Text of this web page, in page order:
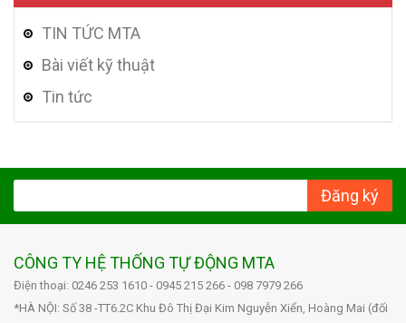
TIN TỨC MTA
Bài viết kỹ thuật
Tin tức
Đăng ký
CÔNG TY HỆ THỐNG TỰ ĐỘNG MTA
Điện thoại: 0246 253 1610 - 0945 215 266 - 098 7979 266
*HÀ NỘI: Số 38 -TT6.2C Khu Đô Thị Đại Kim Nguyễn Xiển, Hoàng Mai (đối